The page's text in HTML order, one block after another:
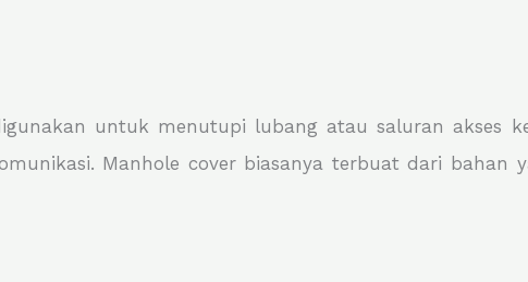
untuk menutupi lubang atau saluran akses
Manhole cover biasanya terbuat dari bahan